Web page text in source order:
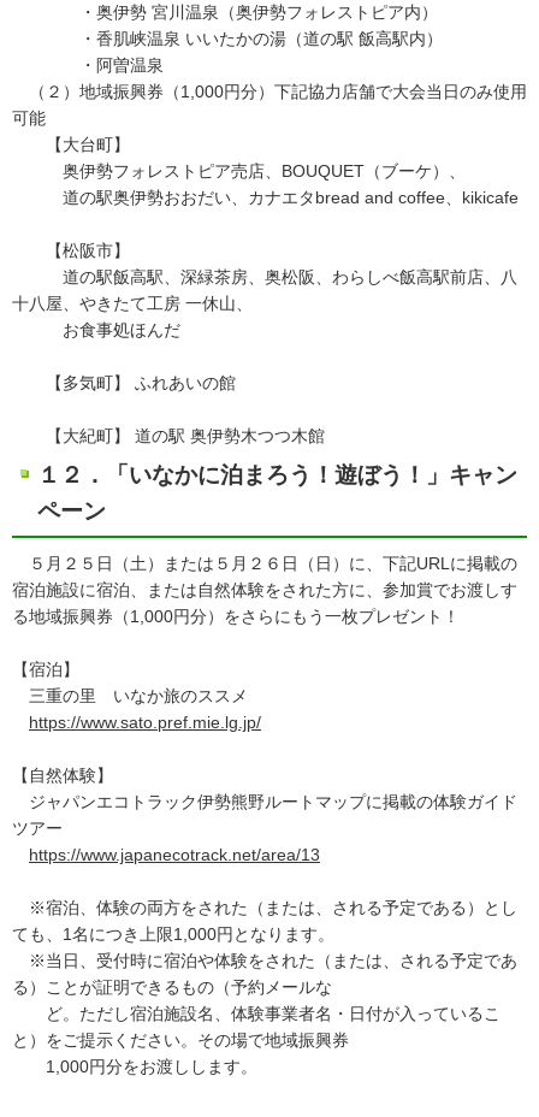
・奥伊勢 宮川温泉（奥伊勢フォレストピア内）
・香肌峡温泉 いいたかの湯（道の駅 飯高駅内）
・阿曽温泉
（２）地域振興券（1,000円分）下記協力店舗で大会当日のみ使用
可能
【大台町】
奥伊勢フォレストピア売店、BOUQUET（ブーケ）、
道の駅奥伊勢おおだい、カナエタbread and coffee、kikicafe
【松阪市】
道の駅飯高駅、深緑茶房、奥松阪、わらしべ飯高駅前店、八
十八屋、やきたて工房 一休山、
お食事処ほんだ
【多気町】 ふれあいの館
【大紀町】 道の駅 奥伊勢木つつ木館
１２．「いなかに泊まろう！遊ぼう！」キャン
ペーン
５月２５日（土）または５月２６日（日）に、下記URLに掲載の
宿泊施設に宿泊、または自然体験をされた方に、参加賞でお渡しす
る地域振興券（1,000円分）をさらにもう一枚プレゼント！
【宿泊】
三重の里 いなか旅のススメ
https://www.sato.pref.mie.lg.jp/
【自然体験】
ジャパンエコトラック伊勢熊野ルートマップに掲載の体験ガイド
ツアー
https://www.japanecotrack.net/area/13
※宿泊、体験の両方をされた（または、される予定である）とし
ても、1名につき上限1,000円となります。
※当日、受付時に宿泊や体験をされた（または、される予定であ
る）ことが証明できるもの（予約メールな
ど。ただし宿泊施設名、体験事業者名・日付が入っているこ
と）をご提示ください。その場で地域振興券
1,000円分をお渡しします。